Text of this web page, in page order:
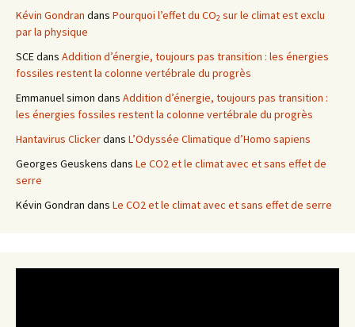
Kévin Gondran dans Pourquoi l’effet du CO2 sur le climat est exclu
par la physique
SCEdans Addition d’énergie, toujours pas transition : les énergies
fossiles restent la colonne vertébrale du progrès
Emmanuel simon dans Addition d’énergie, toujours pas transition :
les énergies fossiles restent la colonne vertébrale du progrès
Hantavirus Clickerdans L’Odyssée Climatique d’Homo sapiens
Georges Geuskens dans Le CO2 et le climat avec et sans effet de
serre
Kévin Gondran dans Le CO2 et le climat avec et sans effet de serre